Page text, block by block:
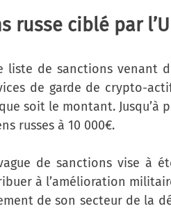
russe ciblé par
liste de sanctions venant
de garde de crypto-
soit le montant.
russes à 10 000€.
de sanctions vise à
à l’amélioration
de son secteur de la